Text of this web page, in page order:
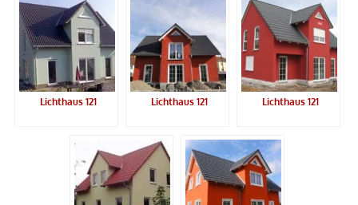
Lichthaus 121 Lichthaus 121 Lichthaus 121